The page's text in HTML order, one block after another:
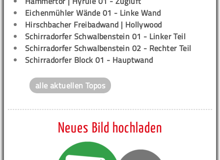
Eichenmühler Wände 01 - Linke Wand
Hirschbacher Freibadwand | Hollywood
Schirradorfer Schwalbenstein 01 - Linker Teil
Schirradorfer Schwalbenstein 02 - Rechter Teil
Schirradorfer Block 01 - Hauptwand
alle aktuellen Topos
Neues Bild hochladen